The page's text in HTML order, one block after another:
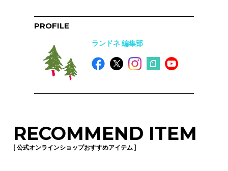
PROFILE
ランドネ 編集部
RECOMMEND ITEM
[ 公式オンラインショップおすすめアイテム ]